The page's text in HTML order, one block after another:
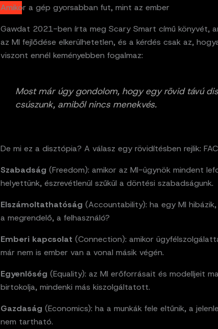
Amikor a gép gyorsabban fut, mint az ember
Gawdat 2021-ben írta meg Scary Smart című könyvét,
az MI fejlődése elkerülhetetlen, és a kérdés csak az,
viszont ennél keményebben fogalmaz:
Most már úgy gondolom, hogy egy rövid távú
csúszunk, amiből nincs menekvés.
De mi ez a disztópia? A válasz egy rövidítésben rejlik:
Szabadság (Freedom): amikor az MI-ügynök mindent
helyettünk, észrevétlenül szűkül a döntési szabadságunk.
Elszámoltathatóság (Accountability): ha egy MI
a megrendelő, a felhasználó?
Emberi kapcsolat (Connection): amikor
már nem is ember van a vonal másik végén.
Egyenlőség (Equality): az MI erőforrásait és modelljeit
birtokolja, mindenki más kiszolgáltatott.
Gazdaság (Economics): ha a munkák fele eltűnik, a
nem tartható.